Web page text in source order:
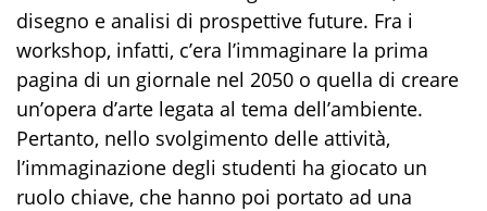
disegno e analisi di prospettive future. Fra i
workshop, infatti, c’era l’immaginare la prima
pagina di un giornale nel 2050 o quella di creare
un’opera d’arte legata al tema dell’ambiente.
Pertanto, nello svolgimento delle attività,
l’immaginazione degli studenti ha giocato un
ruolo chiave, che hanno poi portato ad una